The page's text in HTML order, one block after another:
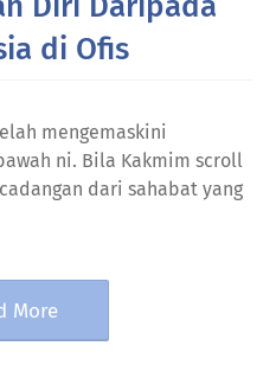
di Ofis
mengemaskini
ni. Bila Kakmim scroll
dari sahabat yang
More